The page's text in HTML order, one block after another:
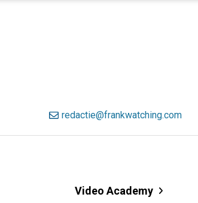
redactie@frankwatching.com
Video Academy